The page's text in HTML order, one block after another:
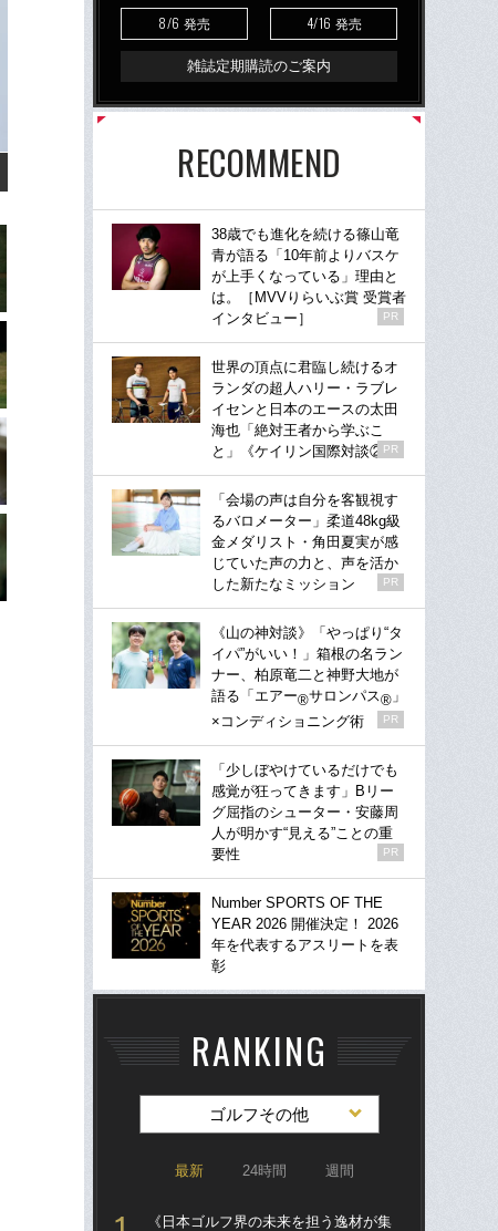
8/6 発売 4/16 発売
雑誌定期購読のご案内
RECOMMEND
38歳でも進化を続ける篠山竜
青が語る「10年前よりバスケ
が上手くなっている」理由と
は。［MVVりらいぶ賞 受賞者
インタビュー］
PR
世界の頂点に君臨し続けるオ
ランダの超人ハリー・ラブレ
イセンと日本のエースの太田
海也「絶対王者から学ぶこ
と」《ケイリン国際対談②》
PR
「会場の声は自分を客観視す
るバロメーター」柔道48kg級
金メダリスト・角田夏実が感
じていた声の力と、声を活か
した新たなミッション
PR
《山の神対談》「やっぱり“タ
イパ”がいい！」箱根の名ラン
ナー、柏原竜二と神野大地が
語る「エアー®サロンパス® 」
×コンディショニング術
PR
「少しぼやけているだけでも
感覚が狂ってきます」Bリー
グ屈指のシューター・安藤周
人が明かす“見える”ことの重
要性
PR
Number SPORTS OF THE
YEAR 2026 開催決定！ 2026
年を代表するアスリートを表
彰
RANKING
ゴルフその他
最新 24時間 週間
《日本ゴルフ界の未来を担う逸材が集